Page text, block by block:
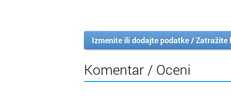
Izmenite ili dodajte podatke / Zatražite
Komentar / Oceni